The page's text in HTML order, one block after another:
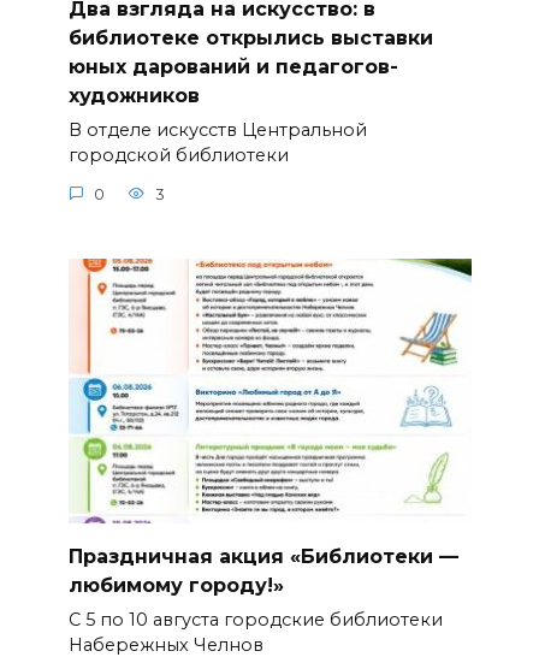
Два взгляда на искусство: в
библиотеке открылись выставки
юных дарований и педагогов-
художников
В отделе искусств Центральной
городской библиотеки
0 3
Праздничная акция «Библиотеки —
любимому городу!»
С 5 по 10 августа городские библиотеки
Набережных Челнов